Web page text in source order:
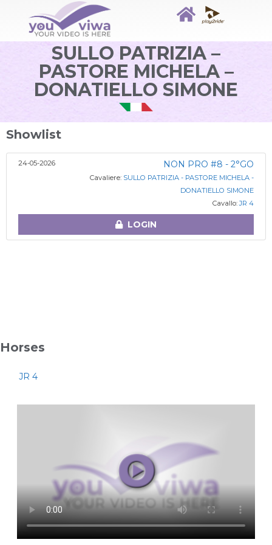
SULLO PATRIZIA –
PASTORE MICHELA –
DONATIELLO SIMONE
Showlist
24-05-2026 NON PRO #8 - 2°GO
Cavaliere: SULLO PATRIZIA - PASTORE MICHELA -
DONATIELLO SIMONE
Cavallo:JR 4
LOGIN
Horses
JR 4